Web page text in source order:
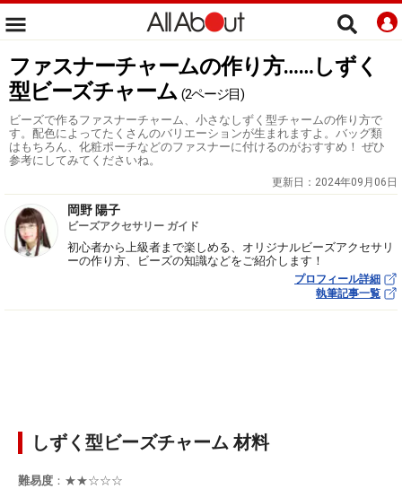
ファスナーチャームの作り方……しずく
型ビーズチャーム (2ページ目)
ビーズで作るファスナーチャーム、小さなしずく型チャームの作り方で
す。配色によってたくさんのバリエーションが生まれますよ。バッグ類
はもちろん、化粧ポーチなどのファスナーに付けるのがおすすめ！ ぜひ
参考にしてみてくださいね。
更新日： 2024年09月06日
岡野 陽子
ビーズアクセサリー ガイド
初心者から上級者まで楽しめる、オリジナルビーズアクセサリ
ーの作り方、ビーズの知識などをご紹介します！
プロフィール詳細
執筆記事一覧
しずく型ビーズチャーム 材料
難易度 ：★★☆☆☆